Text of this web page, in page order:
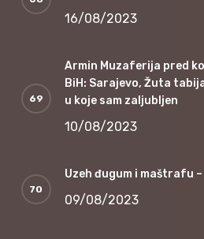
16/08/2023
Armin Muzaferija pred
BiH: Sarajevo, Žuta
u koje sam zaljubljen
10/08/2023
Uzeh đugum i maštrafu –
09/08/2023